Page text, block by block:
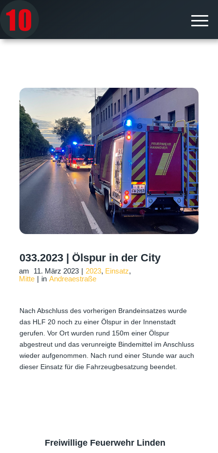
033.2023 | Ölspur in der City
am 11. März 2023 | 2023, Einsatz,
Mitte | in Andreaestraße
Nach Abschluss des vorherigen Brandeinsatzes wurde
das HLF 20 noch zu einer Ölspur in der Innenstadt
gerufen. Vor Ort wurden rund 150m einer Ölspur
abgestreut und das verunreigte Bindemittel im Anschluss
wieder aufgenommen. Nach rund einer Stunde war auch
dieser Einsatz für die Fahrzeugbesatzung beendet.
Freiwillige Feuerwehr Linden